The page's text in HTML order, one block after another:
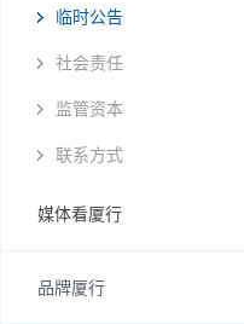
临时公告
社会责任
监管资本
联系方式
媒体看厦行
品牌厦行